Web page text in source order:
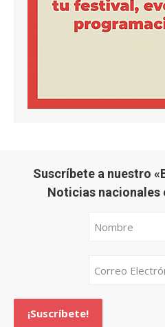
Suscríbete a nuestro
Noticias nacionales